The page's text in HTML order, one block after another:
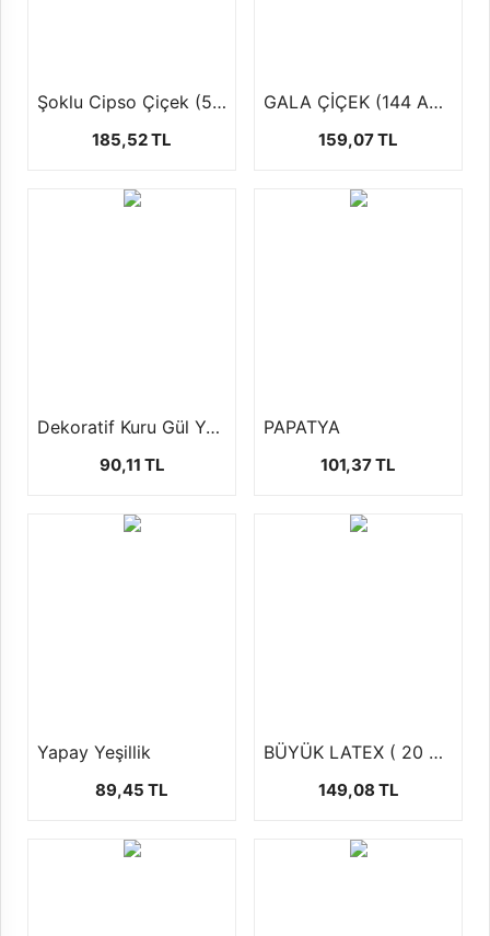
Şoklu Cipso Çiçek (50Ggr / 50 cm )
185,52 TL
GALA ÇİÇEK (144 AD )
159,07 TL
Dekoratif Kuru Gül Yaprağı
90,11 TL
PAPATYA
101,37 TL
Yapay Yeşillik
89,45 TL
BÜYÜK LATEX ( 20 ADET )
149,08 TL